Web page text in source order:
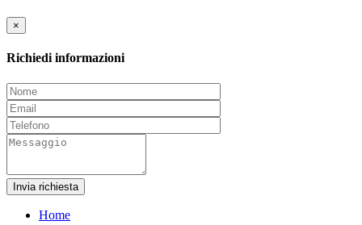
×
Richiedi informazioni
Invia richiesta
Home